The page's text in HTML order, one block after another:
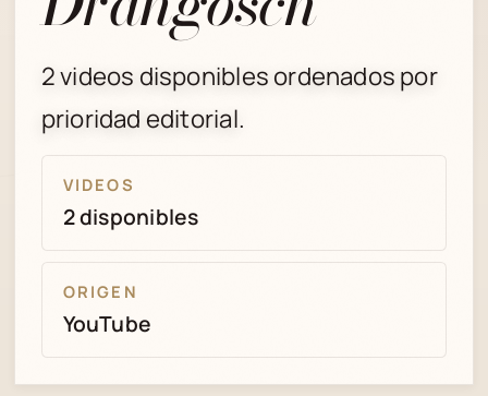
2 videos disponibles ordenados por
prioridad editorial.
VIDEOS
2 disponibles
ORIGEN
YouTube